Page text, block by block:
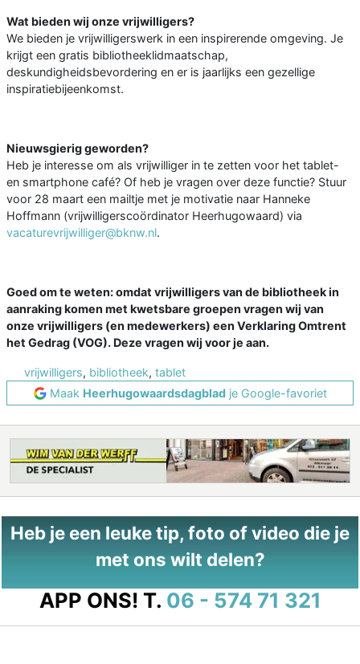
Wat bieden wij onze vrijwilligers?
We bieden je vrijwilligerswerk in een inspirerende omgeving. Je
krijgt een gratis bibliotheeklidmaatschap,
deskundigheidsbevordering en er is jaarlijks een gezellige
inspiratiebijeenkomst.
Nieuwsgierig geworden?
Heb je interesse om als vrijwilliger in te zetten voor het tablet-
en smartphone café? Of heb je vragen over deze functie? Stuur
voor 28 maart een mailtje met je motivatie naar Hanneke
Hoffmann (vrijwilligerscoördinator Heerhugowaard) via
vacaturevrijwilliger@bknw.nl.
Goed om te weten: omdat vrijwilligers van de bibliotheek in
aanraking komen met kwetsbare groepen vragen wij van
onze vrijwilligers (en medewerkers) een Verklaring Omtrent
het Gedrag (VOG). Deze vragen wij voor je aan.
vrijwilligers, bibliotheek, tablet
Maak Heerhugowaardsdagbladje Google-favoriet
Heb je een leuke tip, foto of video die je
met ons wilt delen?
APP ONS! T. 06 - 574 71 321